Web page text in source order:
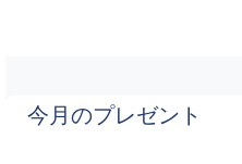
今月のプレゼント